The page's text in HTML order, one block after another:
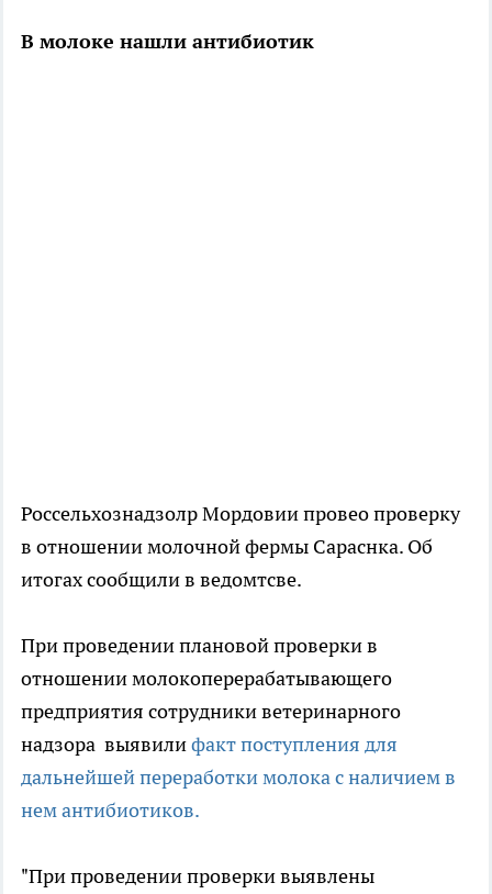
В молоке нашли антибиотик
Россельхознадзолр Мордовии провео проверку
в отношении молочной фермы Сараснка. Об
итогах сообщили в ведомтсве.
При проведении плановой проверки в
отношении молокоперерабатывающего
предприятия сотрудники ветеринарного
надзора выявилифакт поступления для
дальнейшей переработки молока с наличием в
нем антибиотиков.
"При проведении проверки выявлены